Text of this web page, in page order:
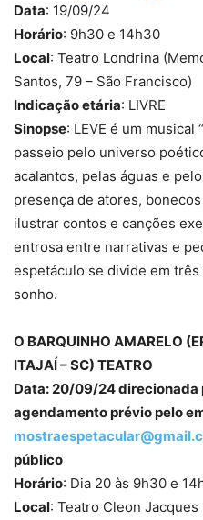
Data: 19/09/24
Horário: 9h30 e 14h30
Local: Teatro Londrina
Santos, 79 – São Francisco)
Indicação etária: LIVRE
Sinopse: LEVE é um musical
passeio pelo universo
acalantos, pelas águas e
presença de atores,
ilustrar contos e canções
entrosa entre narrativas e
espetáculo se divide em
sonho.
O BARQUINHO AMARELO
ITAJAÍ – SC) TEATRO
Data: 20/09/24 direcionada
agendamento prévio pelo
público
Horário: Dia 20 às 9h30 e
Local: Teatro Cleon Jacques